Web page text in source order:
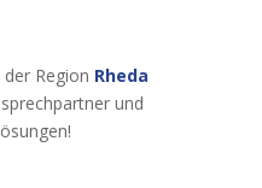
Region Rheda
und